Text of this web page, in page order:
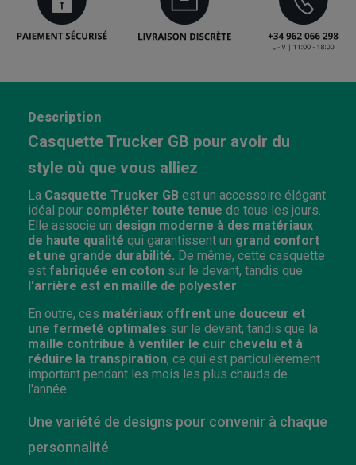
Description
Casquette Trucker GB pour avoir du
style où que vous alliez
La Casquette Trucker GB est un accessoire élégant
idéal pour compléter toute tenue de tous les jours.
Elle associe un design moderne à des matériaux
de haute qualité qui garantissent un grand confort
et une grande durabilité. De même, cette casquette
est fabriquée en coton sur le devant, tandis que
l'arrière est en maille de polyester
En outre, ces matériaux offrent une douceur et
une fermeté optimales sur le devant, tandis que la
maille contribue à ventiler le cuir chevelu et à
réduire la transpiration, ce qui est particulièrement
important pendant les mois les plus chauds de
l'année.
Une variété de designs pour convenir à chaque
personnalité